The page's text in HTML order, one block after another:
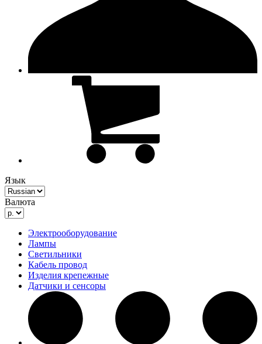
Язык
Валюта
Электрооборудование
Лампы
Светильники
Кабель провод
Изделия крепежные
Датчики и сенсоры